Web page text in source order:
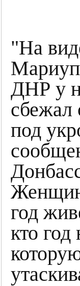
"На
ДНР у
сбежал
под
год
кто